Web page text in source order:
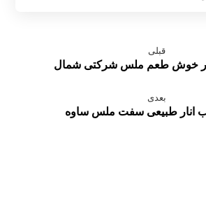
قبلی
خوش طعم ملس شرکتی شمال
بعدی
انار طبیعی سفت ملس ساوه